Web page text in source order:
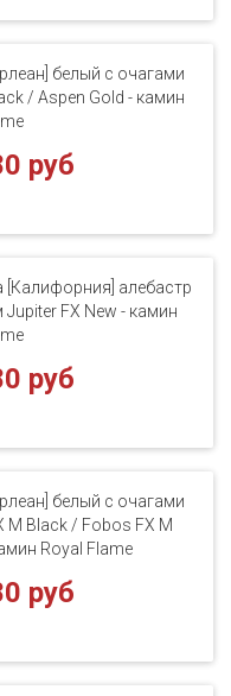
белый с очагами
/ Aspen Gold - камин
руб
[Калифорния] алебастр
Jupiter FX New - камин
руб
белый с очагами
M Black / Fobos FX M
Royal Flame
руб